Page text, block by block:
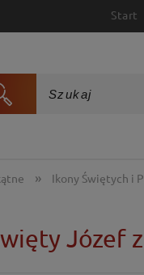
Start
» Ikony Świętych i
Józef